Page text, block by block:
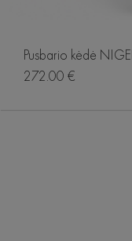
Pusbario kėdė
272.00 €